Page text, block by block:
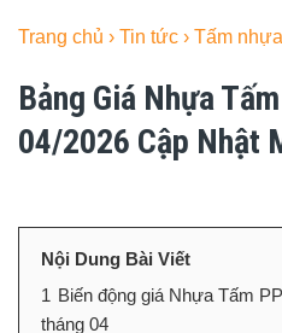
Trang chủ › Tin tức › Tấm
Bảng Giá Nhựa
04/2026 Cập Nhật
Nội Dung Bài Viết
1 Biến động giá Nhựa Tấm
tháng 04